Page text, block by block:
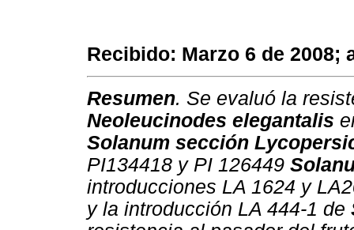
Recibido: Marzo 6 de 2008;
Resumen. Se evaluó la
Neoleucinodes elegantalis
Solanum sección
PI134418 y PI 126449
introducciones LA 1624 y
y la introducción LA 444-1 de